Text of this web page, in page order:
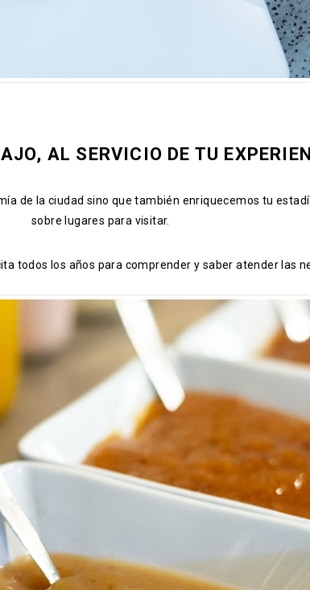
AL SERVICIO DE TU
de la ciudad sino que también enriquecemos tu
sobre lugares para visitar.
todos los años para comprender y saber atender las